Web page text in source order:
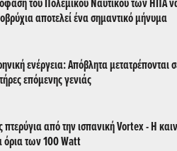
του Πολεμικού Ναυτικού των ΗΠΑ
αποτελεί ένα σημαντικό μήνυμα
ενέργεια: Απόβλητα μετατρέπονται
επόμενης γενιάς
από την ισπανική Vortex - Η
όρια των 100 Watt